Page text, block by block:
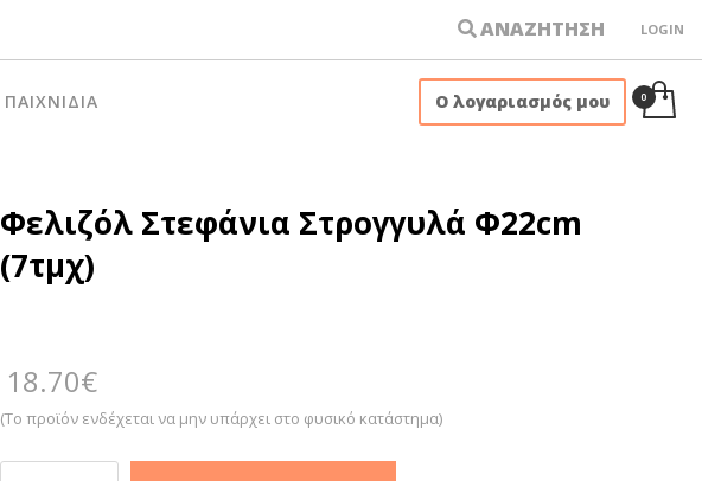
ΑΝΑΖΗΤΗΣΗ LOGIN
ΠΑΙΧΝΊΔΙΑ Ο λογαριασμός μου
Φελιζόλ Στεφάνια Στρογγυλά Φ22cm
(7τμχ)
18.70€
(Το προϊόν ενδέχεται να μην υπάρχει στο φυσικό κατάστημα)